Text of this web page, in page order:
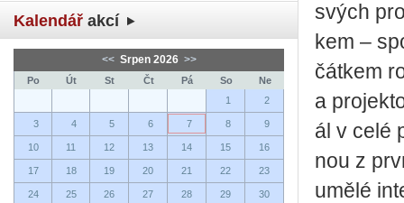
Kalendář akcí
<< Srpen 2026 >>
Po Út St Čt Pá So
Ne
1
2
3 4 5 6 7 8 9
10 11 12 13 14 15 16
17 18 19 20 21 22 23
24 25 26 27 28 29 30
svých
kem –
čát­kem
a
ál v celé
nou z
umělé